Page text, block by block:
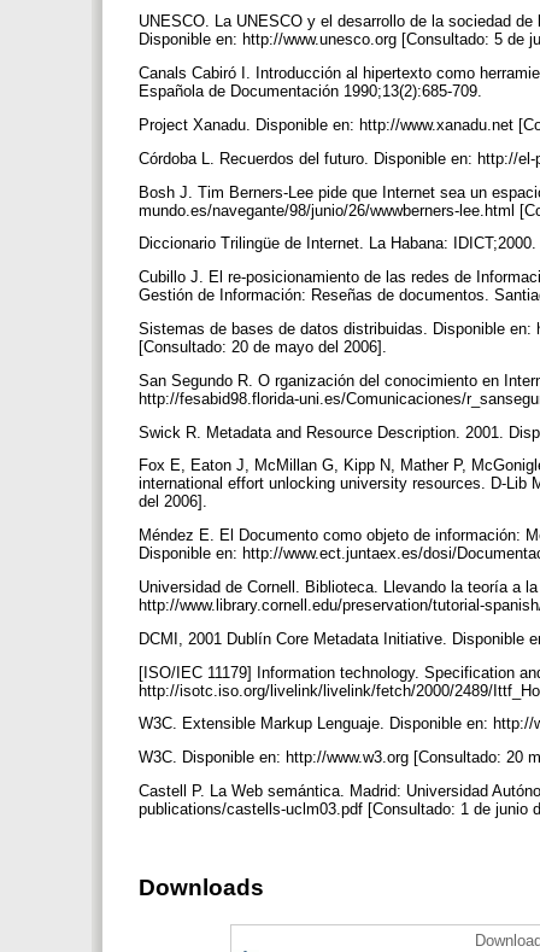
UNESCO. La UNESCO y el desarrollo de la sociedad
Disponible en: http://www.unesco.org [Consultado: 5 de
Canals Cabiró I. Introducción al hipertexto como
Española de Documentación 1990;13(2):685-709.
Project Xanadu. Disponible en: http://www.xanadu.net
Córdoba L. Recuerdos del futuro. Disponible en: http://
Bosh J. Tim Berners-Lee pide que Internet sea un
mundo.es/navegante/98/junio/26/wwwberners-lee.html
Diccionario Trilingüe de Internet. La Habana:
Cubillo J. El re-posicionamiento de las redes de
Gestión de Información: Reseñas de documentos.
Sistemas de bases de datos distribuidas. Disponible
[Consultado: 20 de mayo del 2006].
San Segundo R. O rganización del conocimiento en
http://fesabid98.florida-uni.es/Comunicaciones/
Swick R. Metadata and Resource Description. 2001.
Fox E, Eaton J, McMillan G, Kipp N, Mather P,
international effort unlocking university resources. D-Lib
del 2006].
Méndez E. El Documento como objeto de información:
Disponible en: http://www.ect.juntaex.es/dosi/
Universidad de Cornell. Biblioteca. Llevando la teoría a
http://www.library.cornell.edu/preservation/tutorial-
DCMI, 2001 Dublín Core Metadata Initiative. Disponible
[ISO/IEC 11179] Information technology. Specification
http://isotc.iso.org/livelink/livelink/fetch/2000/2489/
W3C. Extensible Markup Lenguaje. Disponible en:
W3C. Disponible en: http://www.w3.org [Consultado: 20
Castell P. La Web semántica. Madrid: Universidad
publications/castells-uclm03.pdf [Consultado: 1 de junio
Downloads